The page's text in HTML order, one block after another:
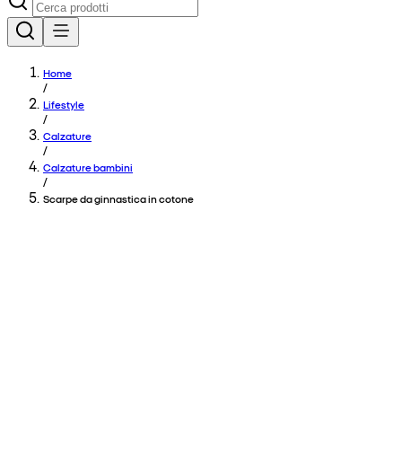
Home
/
Lifestyle
/
Calzature
/
Calzature bambini
/
Scarpe da ginnastica in cotone